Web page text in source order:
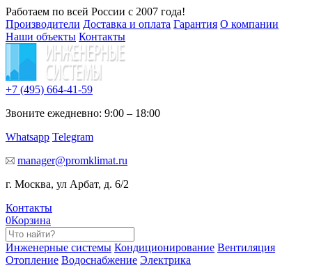
Работаем по всей России с 2007 года!
Производители Доставка и оплата Гарантия О компании
Наши объекты Контакты
+7 (495) 664-41-59
Звоните ежедневно: 9:00 – 18:00
Whatsapp Telegram
manager@promklimat.ru
г. Москва, ул Арбат, д. 6/2
Контакты
0Корзина
Инженерные системы Кондиционирование Вентиляция
Отопление Водоснабжение Электрика